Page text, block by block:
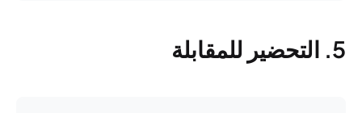
5. التحضير للمقابلة